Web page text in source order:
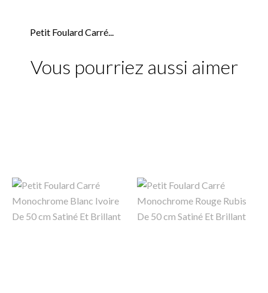
Petit Foulard Carré...
Vous pourriez aussi aimer